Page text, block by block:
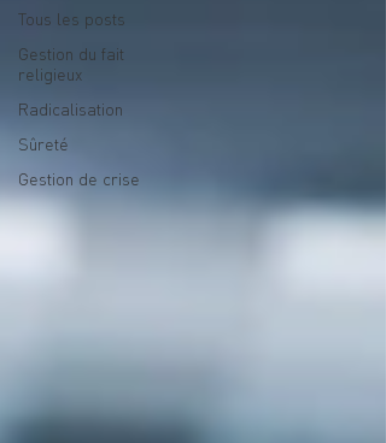
Tous les posts
Gestion du fait
religieux
Radicalisation
Sûreté
Gestion de crise